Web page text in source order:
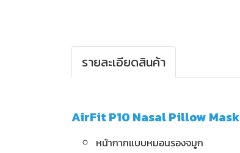
รายละเอียดสินค้า
AirFit P10 Nasal Pillow Mask
หน้ากากแบบหมอนรองจมูก